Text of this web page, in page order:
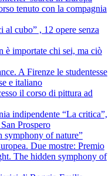
tenuto con la compagnia
al cubo” , 12 opere senza
è importate chi sei, ma ciò
A Firenze le studentesse
e italiano
il corso di pittura ad
indipendente “La critica”,
Prospero
symphony of nature”
Due mostre: Premio
The hidden symphony of